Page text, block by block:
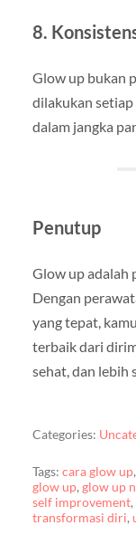
8.
Glow up bukan
dilakukan
dalam jangka
Penutup
Glow up adalah
Dengan
yang tepat,
terbaik dari
sehat, dan lebih
Categories:
Tags: cara glow up,
glow up, glow up
self improvement,
transformasi diri,